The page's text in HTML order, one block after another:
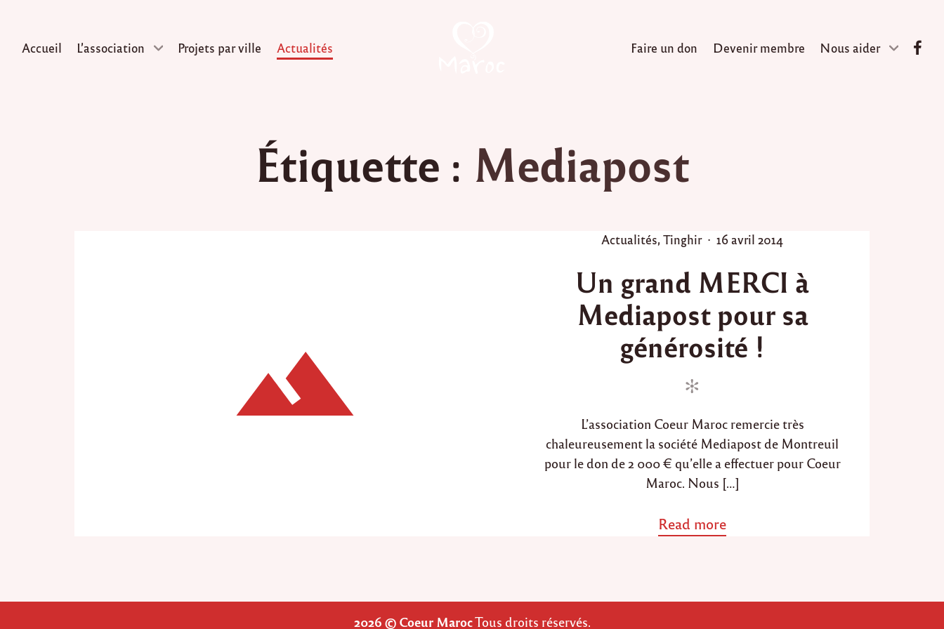
Accueil L’association Projets par ville Actualités Faire un don Devenir membre Nous aider
Étiquette : Mediapost
P
t
e
d
Actualités,Tinghir
P
s
t
e
d
o
n
16 avril 2014
Un grand MERCI à
Mediapost pour sa
générosité !
L’association Coeur Maroc remercie très
chaleureusement la société Mediapost de Montreuil
pour le don de 2 000 € qu’elle a effectuer pour Coeur
Maroc. Nous […]
Read morea
b
U
2026 © Coeur MarocTous droits réservés.